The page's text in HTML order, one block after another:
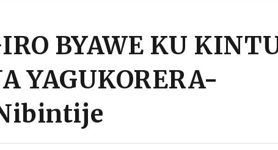
BYAWE KU
YAGUKORERA-